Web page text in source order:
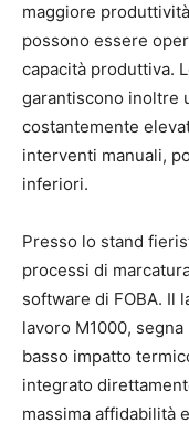
maggiore
possono essere
capacità produttiva.
garantiscono inoltre
costantemente
interventi manuali,
inferiori.
Presso lo stand
processi di
software di FOBA. Il
lavoro M1000,
basso impatto
integrato
massima affidabilità